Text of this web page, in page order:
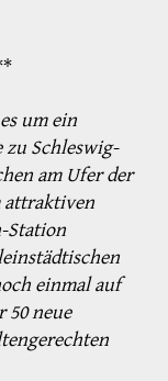
um ein
zu Schleswig-
am Ufer der
attraktiven
Station
einmal auf
50 neue